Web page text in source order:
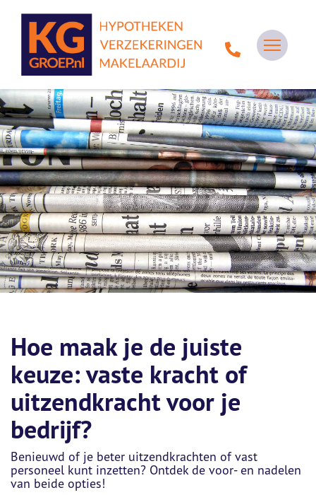
Hoe maak je de juiste
keuze: vaste kracht of
uitzendkracht voor je
bedrijf?
Benieuwd of je beter uitzendkrachten of vast
personeel kunt inzetten? Ontdek de voor- en nadelen
van beide opties!